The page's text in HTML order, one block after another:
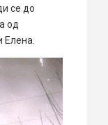
се до
од
Елена.